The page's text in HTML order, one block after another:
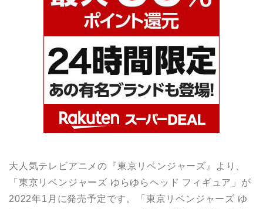
大人気テレビアニメの『東京リベンジャーズ』より、
「東京リベンジャーズ ゆらゆらヘッド フィギュア」が
2022年1月に発売予定です。「東京リベンジャーズ ゆ